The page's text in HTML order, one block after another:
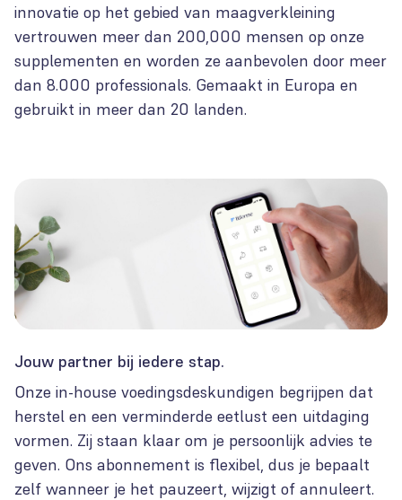
innovatie op het gebied van maagverkleining
vertrouwen meer dan 200,000 mensen op onze
supplementen en worden ze aanbevolen door meer
dan 8.000 professionals. Gemaakt in Europa en
gebruikt in meer dan 20 landen.
Jouw partner bij iedere stap.
Onze in-house voedingsdeskundigen begrijpen dat
herstel en een verminderde eetlust een uitdaging
vormen. Zij staan klaar om je persoonlijk advies te
geven. Ons abonnement is flexibel, dus je bepaalt
zelf wanneer je het pauzeert, wijzigt of annuleert.